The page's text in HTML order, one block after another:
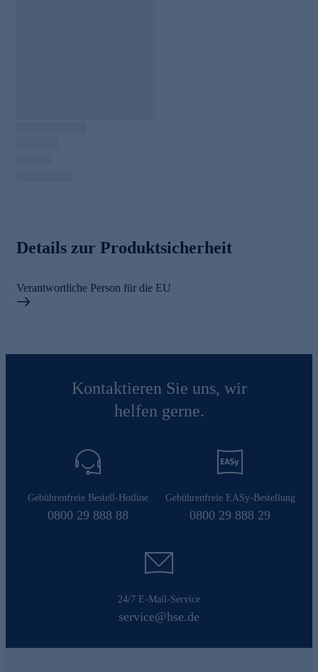
Details zur Produktsicherheit
Verantwortliche Person für die EU
Kontaktieren Sie uns, wir
helfen gerne.
Gebührenfreie Bestell-Hotline
0800 29 888 88
Gebührenfreie EASy-Bestellung
0800 29 888 29
24/7 E-Mail-Service
service@hse.de